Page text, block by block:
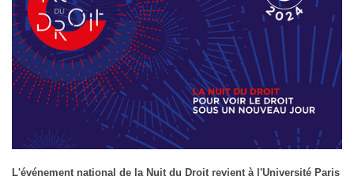
L'événement national de la Nuit du Droit revient à l'Université Paris